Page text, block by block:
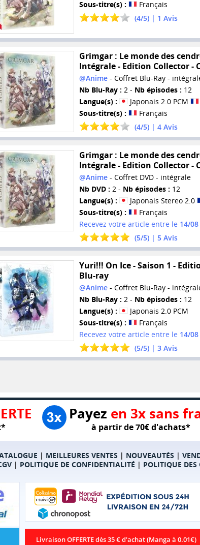
Sous-titre(s) :
Français
(4/5) | 1 Avis
Grimgar : Le monde des
Intégrale - Edition Collector -
@Anime- Coffret Blu-Ray -
Nb Blu-Ray : 2 - Nb épisodes : 12
Langue(s) :
Japonais 2.0 PCM
Sous-titre(s) :
Français
(4/5) | 4Avis
Grimgar : Le monde des
Intégrale - Edition Collector -
@Anime- Coffret DVD - intégrale
Nb DVD : 2 - Nb épisodes : 12
Langue(s) :
Japonais Stereo 2.0
Sous-titre(s) :
Français
Recevez votre article entre le 14/08
(5/5) | 5Avis
Yuri!!! On Ice - Saison 1 -
Blu-ray
@Anime- Coffret Blu-Ray -
Nb Blu-Ray : 2 - Nb épisodes : 12
Langue(s) :
Japonais 2.0 PCM
Sous-titre(s) :
Français
Recevez votre article entre le 14/08
(5/5) | 3Avis
Payez en 3x sans
à partir de 70€ d'achats*
| MEILLEURES VENTES | NOUVEAUTÉS |
| POLITIQUE DE CONFIDENTIALITÉ | POLITIQUE DES
Livraison OFFERTE dès 35 € d'achat (Manga à 0.01€)